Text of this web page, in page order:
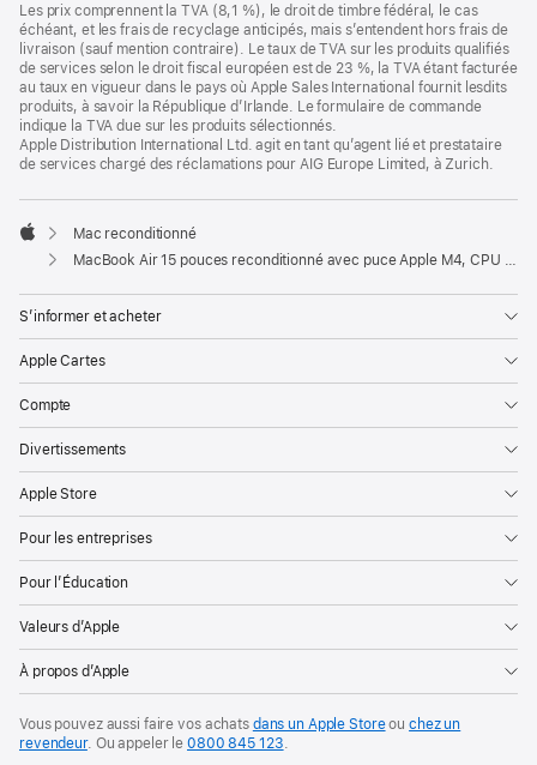
Les prix comprennent la TVA (8,1 %), le droit de timbre fédéral, le cas
échéant, et les frais de recyclage anticipés, mais s’entendent hors frais de
livraison (sauf mention contraire). Le taux de TVA sur les produits qualifiés
de services selon le droit fiscal européen est de 23 %, la TVA étant facturée
au taux en vigueur dans le pays où Apple Sales International fournit lesdits
produits, à savoir la République d’Irlande. Le formulaire de commande
indique la TVA due sur les produits sélectionnés.
Apple Distribution International Ltd. agit en tant qu’agent lié et prestataire
de services chargé des réclamations pour AIG Europe Limited, à Zurich.
Apple
Mac reconditionné
MacBook Air 15 pouces reconditionné avec puce Apple M4, CPU 10 cœurs et GPU 10 cœurs – Minuit
S’informer et acheter
Apple Cartes
Compte
Divertissements
Apple Store
Pour les entreprises
Pour l’Éducation
Valeurs d’Apple
À propos d’Apple
Vous pouvez aussi faire vos achats dans un Apple Storeouchez un
revendeur. Ouappeler le0800 845 123